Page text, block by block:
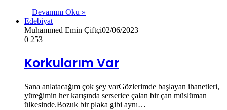
Devamını Oku »
Edebiyat
Muhammed Emin Çiftçi02/06/2023
0 253
Korkularım Var
Sana anlatacağım çok şey varGözlerimde başlayan ihanetleri,
yüreğimin her karışında serserice çalan bir çan müslüman
ülkesinde.Bozuk bir plaka gibi aynı…